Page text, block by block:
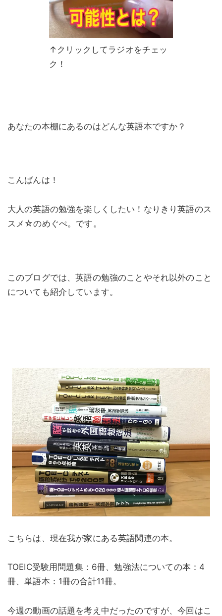
↑クリックしてラジオをチェッ
ク！
あなたの本棚にあるのはどんな英語本ですか？
こんばんは！
大人の英語の勉強を楽しくしたい！なりきり英語のス
スメ☆のめぐぺ。です。
このブログでは、英語の勉強のことやそれ以外のこと
についても紹介しています。
こちらは、現在我が家にある英語関連の本。
TOEIC受験用問題集：6冊、勉強法についての本：4
冊、単語本：1冊の合計11冊。
今週の動画の話題を考え中だったのですが、今回はこ